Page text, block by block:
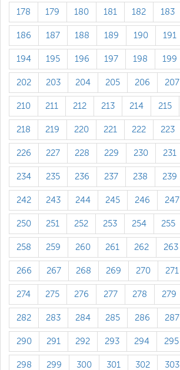
178 179 180 181 182 183
186 187 188 189 190 191
194 195 196 197 198 199
202 203 204 205 206 207
210 211 212 213 214 215
218 219 220 221 222 223
226 227 228 229 230 231
234 235 236 237 238 239
242 243 244 245 246 247
250 251 252 253 254 255
258 259 260 261 262 263
266 267 268 269 270 271
274 275 276 277 278 279
282 283 284 285 286 287
290 291 292 293 294 295
298 299 300 301 302 303